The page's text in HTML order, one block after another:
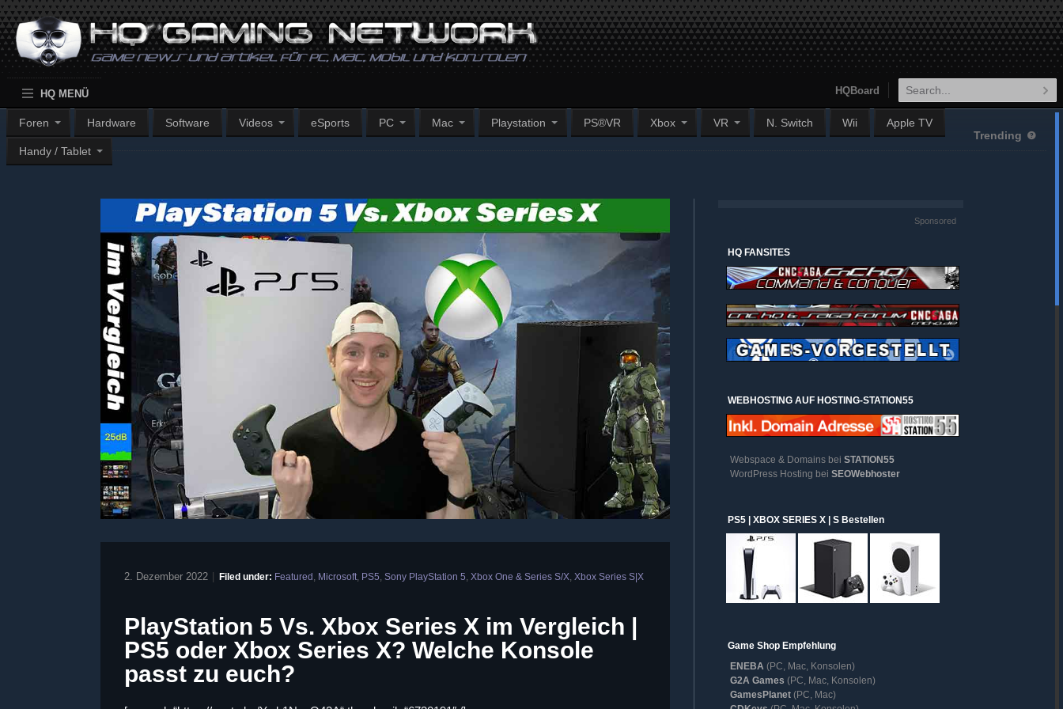
HQ MENÜ
Foren Hardware Software Videos eSports PC Mac Playstation PS®VR Xbox VR N. Switch Wii Apple TV
Handy / Tablet
HQBoard
Trending
2. Dezember 2022 Filed under: Featured , Microsoft, PS5, Sony PlayStation 5, Xbox One & Series S/X, Xbox Series S|X
PlayStation 5 Vs. Xbox Series X im Vergleich |
PS5 oder Xbox Series X? Welche Konsole
passt zu euch?
Sponsored
HQ FANSITES
WEBHOSTING AUF HOSTING-STATION55
Webspace & Domains bei STATION55
WordPress Hosting bei SEOWebhoster
PS5 | XBOX SERIES X | S Bestellen
Game Shop Empfehlung
ENEBA (PC, Mac, Konsolen)
G2A Games (PC, Mac, Konsolen)
GamesPlanet(PC, Mac)